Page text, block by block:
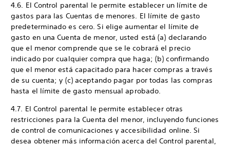
4.6. El Control parental le permite establecer un límite de
gastos para las Cuentas de menores. El límite de gasto
predeterminado es cero. Si elige aumentar el límite de
gasto en una Cuenta de menor, usted está (a) declarando
que el menor comprende que se le cobrará el precio
indicado por cualquier compra que haga; (b) confirmando
que el menor está capacitado para hacer compras a través
de su cuenta; y (c) aceptando pagar por todas las compras
hasta el límite de gasto mensual aprobado.
4.7. El Control parental le permite establecer otras
restricciones para la Cuenta del menor, incluyendo funciones
de control de comunicaciones y accesibilidad online. Si
desea obtener más información acerca del Control parental,